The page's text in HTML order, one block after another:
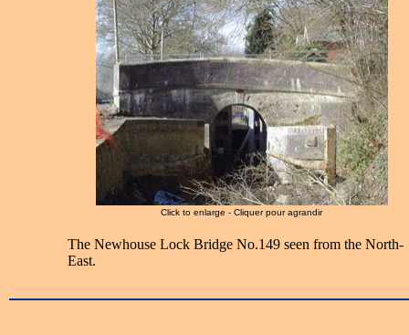
Click to enlarge - Cliquer pour agrandir
The Newhouse Lock Bridge No.149 seen from the North-
East.